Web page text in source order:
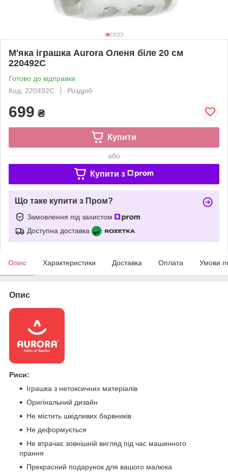
М'яка іграшка Aurora Оленя біле 20 см
220492C
Готово до відправки
Код: 220492C
Роздріб
699 ₴
Купити
або
Купити з
Що таке купити з Пром?
Замовлення під захистом
Доступна доставка
Опис Характеристики Доставка Оплата Умови
Опис
Риси:
Іграшка з нетоксичних матеріалів
Оригінальний дизайн
Не містить шкідливих барвників
Не деформується
Не втрачає зовнішній вигляд під час машинного
прання
Прекрасний подарунок для вашого малюка